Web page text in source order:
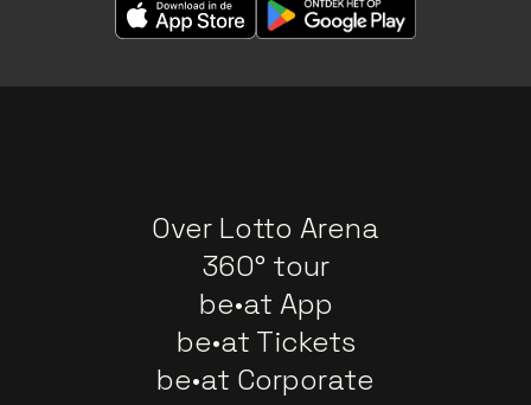
Over Lotto Arena
360° tour
be•at App
be•at Tickets
be•at Corporate